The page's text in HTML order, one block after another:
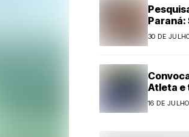
Paraná:
mas
30 DE
Atleta e
são
16 DE